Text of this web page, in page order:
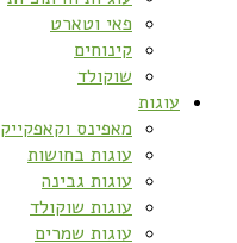
פאי וטארט
קינוחים
שוקולד
עוגות
מאפינס
עוגות בחושות
עוגות גבינה
עוגות שוקולד
עוגות שמרים